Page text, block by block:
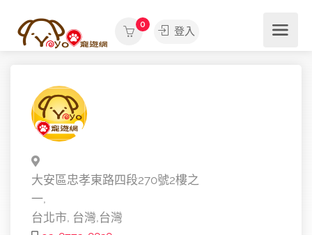
0
登入
大安區忠孝東路四段270號2樓之
一,
台北市, 台灣,台灣